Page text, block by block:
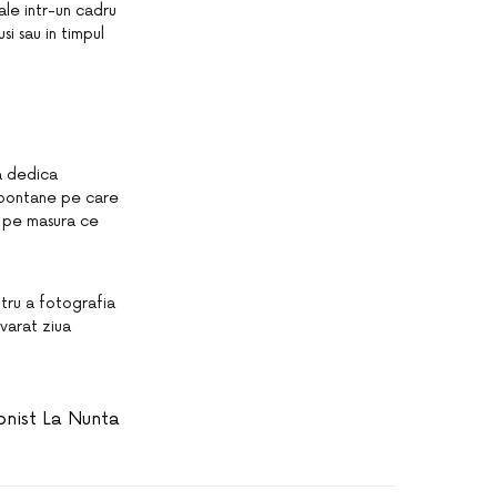
intr-un cadru
sau in timpul
dedica
pe care
masura ce
a fotografia
ziua
La Nunta